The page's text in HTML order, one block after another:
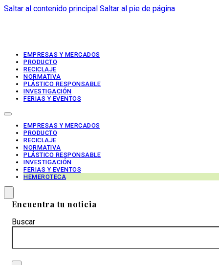
Saltar al contenido principal Saltar al pie de página
EMPRESAS Y MERCADOS
PRODUCTO
RECICLAJE
NORMATIVA
PLÁSTICO RESPONSABLE
INVESTIGACIÓN
FERIAS Y EVENTOS
EMPRESAS Y MERCADOS
PRODUCTO
RECICLAJE
NORMATIVA
PLÁSTICO RESPONSABLE
INVESTIGACIÓN
FERIAS Y EVENTOS
HEMEROTECA
Encuentra tu noticia
Buscar